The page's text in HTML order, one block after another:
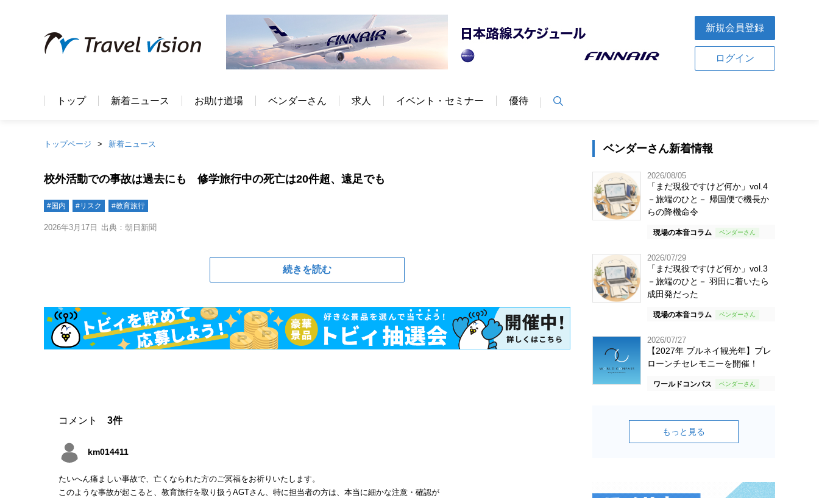
新規会員登録
ログイン
トップ 新着ニュース お助け道場 ベンダーさん 求人 イベント・セミナー 優待
トップページ 新着ニュース
校外活動での事故は過去にも 修学旅行中の死亡は20件超、遠足でも
#国内 #リスク #教育旅行
2026年3月17日 出典：朝日新聞
続きを読む
コメント 3件
km014411
たいへん痛ましい事故で、亡くなられた方のご冥福をお祈りいたします。
このような事故が起こると、教育旅行を取り扱うAGTさん、特に担当者の方は、本当に細かな注意・確認が
ベンダーさん新着情報
2026/08/05
「まだ現役ですけど何か」vol.4
－旅端のひと－ 帰国便で機長か
らの降機命令
現場の本音コラム
2026/07/29
「まだ現役ですけど何か」vol.3
－旅端のひと－ 羽田に着いたら
成田発だった
現場の本音コラム
2026/07/27
【2027年 ブルネイ観光年】プレ
ローンチセレモニーを開催！
ワールドコンパス
もっと見る